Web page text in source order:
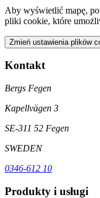
Aby wyświetlić mapę,
pliki cookie, które
Zmień ustawienia plików
Kontakt
Bergs Fegen
Kapellvägen 3
SE-311 52 Fegen
SWEDEN
0346-612 10
Produkty i usługi